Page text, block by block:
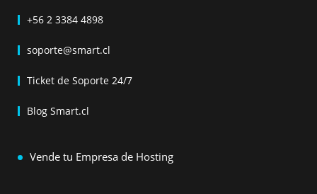
+56 2 3384 4898
soporte@smart.cl
Ticket de Soporte 24/7
Blog Smart.cl
Vende tu Empresa de Hosting